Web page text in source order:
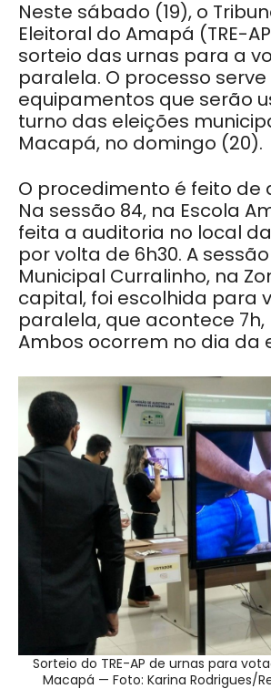
Neste sábado (19), o
Eleitoral do Amapá (TRE-
sorteio das urnas para a
paralela. O processo
equipamentos que serão
turno das eleições
Macapá, no domingo (20).
O procedimento é feito de
Na sessão 84, na Escola
feita a auditoria no local
por volta de 6h30. A
Municipal Curralinho, na
capital, foi escolhida para
paralela, que acontece 7h,
Ambos ocorrem no dia da
Sorteio do TRE-AP de urnas para
Macapá — Foto: Karina Rodrigues/